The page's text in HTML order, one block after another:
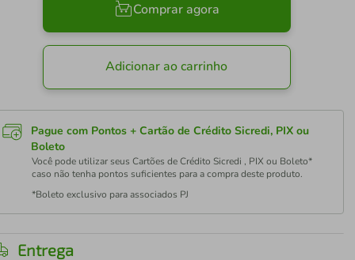
Comprar agora
Adicionar ao carrinho
Pague com Pontos + Cartão de Crédito Sicredi, PIX ou
Boleto
Você pode utilizar seus Cartões de Crédito Sicredi , PIX ou Boleto*
caso não tenha pontos suficientes para a compra deste produto.
*Boleto exclusivo para associados PJ
Entrega